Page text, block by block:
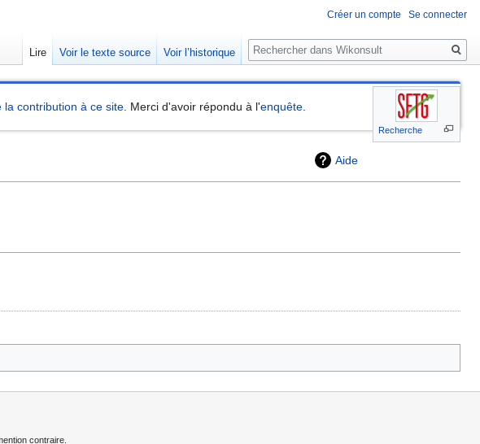
Recherche
contribution à ce site . Merci d'avoir répondu à l'enquête
Aide
Créer un compte Se connecter
Lire Voir le texte source Voir l’historique
Rechercher
contraire.